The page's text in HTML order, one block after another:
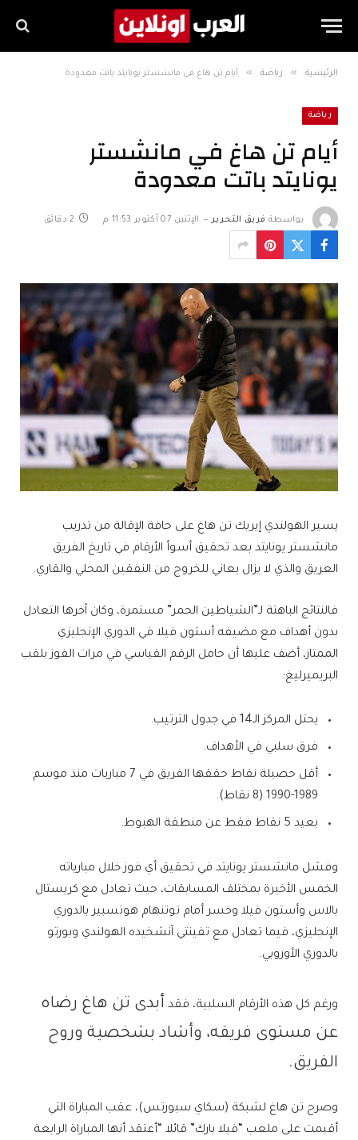
الرئيسية » رياضة » أيام تن هاغ في مانشستر يونايتد باتت معدودة
رياضة
أيام تن هاغ في مانشستر
يونايتد باتت معدودة
بواسطة فريق التحرير الإثنين 07 أكتوبر 11:53 م 2 دقائق
يسير الهولندي إيريك تن هاغ على حافة الإقالة من تدريب
مانشستر يونايتد بعد تحقيق أسوأ الأرقام في تاريخ الفريق
العريق والذي لا يزال يعاني للخروج من النفقين المحلي والقاري.
فالنتائج الباهتة لـ”الشياطين الحمر” مستمرة، وكان آخرها التعادل
بدون أهداف مع مضيفه أستون فيلا في الدوري الإنجليزي
الممتاز، أضف عليها أن حامل الرقم القياسي في مرات الفوز بلقب
البريميرليغ:
يحتل المركز الـ14 في جدول الترتيب.
فرق سلبي في الأهداف.
أقل حصيلة نقاط حققها الفريق في 7 مباريات منذ موسم
1989-1990 (8 نقاط).
بعيد 5 نقاط فقط عن منطقة الهبوط.
وفشل مانشستر يونايتد في تحقيق أي فوز خلال مبارياته
الخمس الأخيرة بمختلف المسابقات، حيث تعادل مع كريستال
بالاس وأستون فيلا وخسر أمام توتنهام هوتسبير بالدوري
الإنجليزي، فيما تعادل مع تفينتي آنشخيده الهولندي وبورتو
بالدوري الأوروبي.
ورغم كل هذه الأرقام السلبية، فقد أبدى تن هاغ رضاه
عن مستوى فريقه، وأشاد بشخصية وروح
الفريق.
وصرح تن هاغ لشبكة (سكاي سبورتس)، عقب المباراة التي
أقيمت على ملعب “فيلا بارك” قائلا “أعتقد أنها المباراة الرابعة